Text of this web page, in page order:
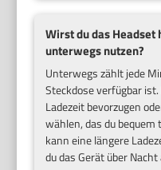
Wirst du das Headset
unterwegs nutzen?
Unterwegs zählt jede
Steckdose verfügbar
Ladezeit bevorzugen
wählen, das du
kann eine längere
du das Gerät über